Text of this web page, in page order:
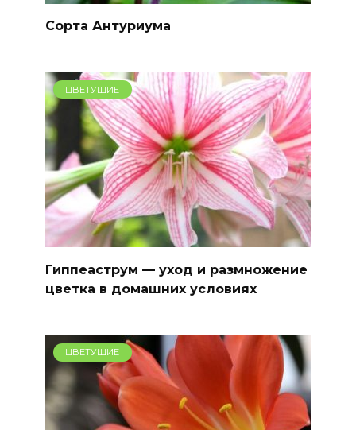
Сорта Антуриума
ЦВЕТУЩИЕ
Гиппеаструм — уход и размножение
цветка в домашних условиях
ЦВЕТУЩИЕ